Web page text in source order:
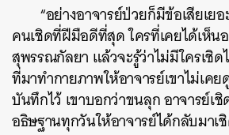
“อย่างอาจารย์ป่วยก็มีข้อเสียเย
คนเชิดที่ฝีมือดีที่สุด ใครที่เคยได้เห็น
สุพรรณกัลยา แล้วจะรู้ว่าไม่มีใครเชิด
ที่มาทำกายภาพให้อาจารย์เขาไม่เค
บันทึกไว้ เขาบอกว่าขนลุก อาจารย์เ
อธิษฐานทุกวันให้อาจารย์ได้กลับมาเ